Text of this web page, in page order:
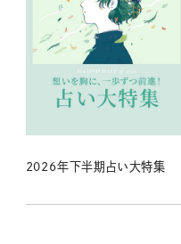
2026年下半期占い大特集